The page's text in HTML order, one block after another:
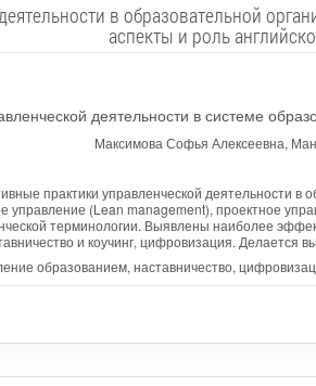
в образовательной
аспекты и роль
деятельности в системе
Максимова Софья Алексеевна,
практики управленческой деятельности
управление (Lean management), проектное
терминологии. Выявлены наиболее
и коучинг, цифровизация.
образованием, наставничество,